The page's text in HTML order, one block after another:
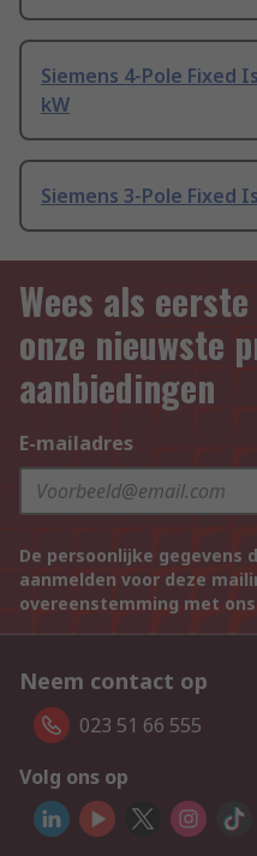
Siemens 4-Pole Fixed
kW
Siemens 3-Pole Fixed
Wees als
onze nieuwste
aanbiedingen
E-mailadres
De persoonlijke gegevens
aanmelden voor deze
overeenstemming met ons
Neem contact op
023 51 66 555
Volg ons op